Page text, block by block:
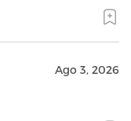
Ago 3, 2026